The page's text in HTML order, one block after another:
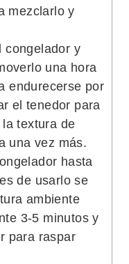
mezclarlo y
congelador y
una hora
endurecerse por
el tenedor para
textura de
una vez más.
hasta
de usarlo se
ambiente
3-5 minutos y
para raspar